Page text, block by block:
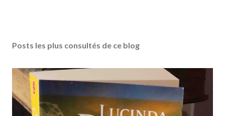
Posts les plus consultés de ce blog